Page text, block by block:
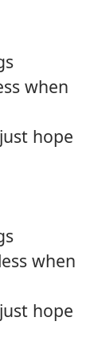
when
hope
when
hope